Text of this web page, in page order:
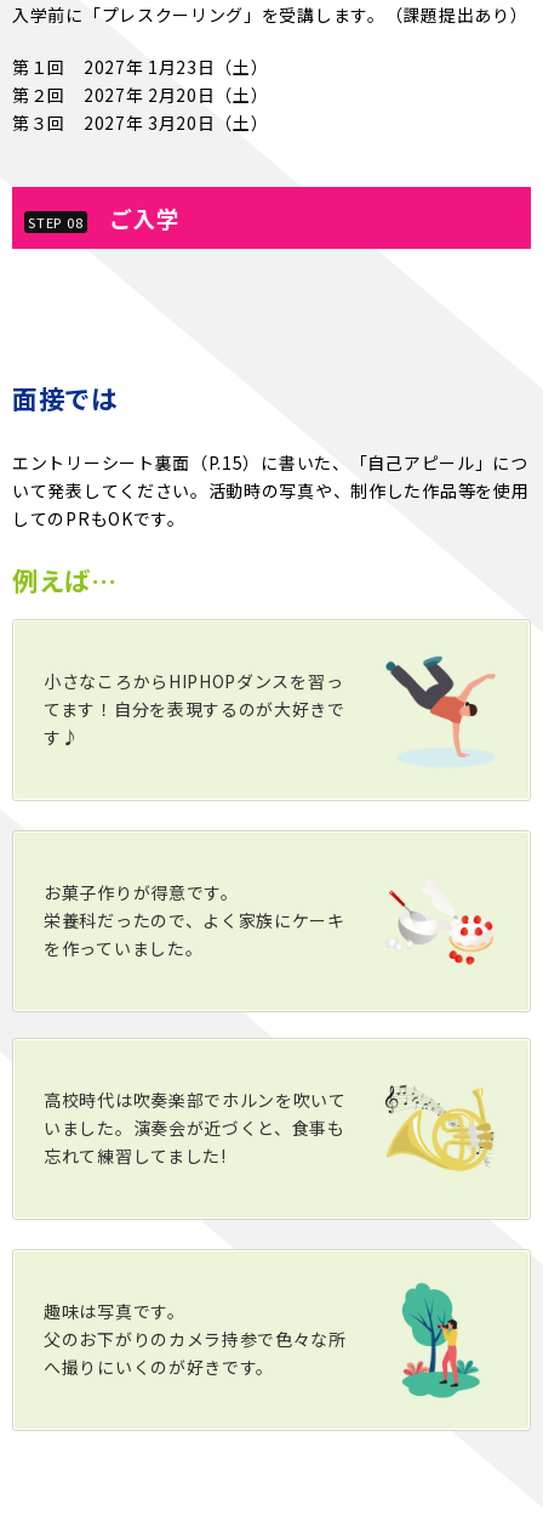
入学前に「プレスクーリング」を受講します。（課題提出あり）
第１回 2027年 1月23日（土）
第２回 2027年 2月20日（土）
第３回 2027年 3月20日（土）
STEP 08 ご入学
面接では
エントリーシート裏面（P.15）に書いた、「自己アピール」につ
いて発表してください。活動時の写真や、制作した作品等を使用
してのPRもOKです。
例えば…
小さなころからHIPHOPダンスを習っ
てます！自分を表現するのが大好きで
す♪
お菓子作りが得意です。
栄養科だったので、よく家族にケーキ
を作っていました。
高校時代は吹奏楽部でホルンを吹いて
いました。演奏会が近づくと、食事も
忘れて練習してました!
趣味は写真です。
父のお下がりのカメラ持参で色々な所
へ撮りにいくのが好きです。